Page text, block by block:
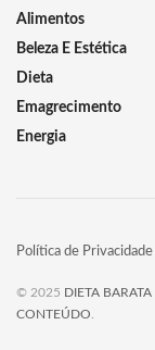
Alimentos
Beleza E Estética
Dieta
Emagrecimento
Energia
Política de Privacidade
© 2025 DIETA BARATA
CONTEÚDO